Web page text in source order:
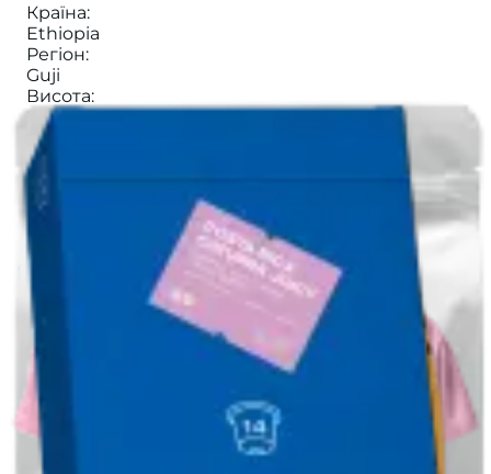
Країна:
Ethiopia
Регіон:
Guji
Висота:
2000m
Категорія
ДРІП
Обробка
Natural
Виробник
Testi Coffee
Оцінка якості
88
Станція обробки:
Suke Kudensa
Різновид
Heirloom
Кількість
10 шт.
Немає в наявності
Немає в наявності